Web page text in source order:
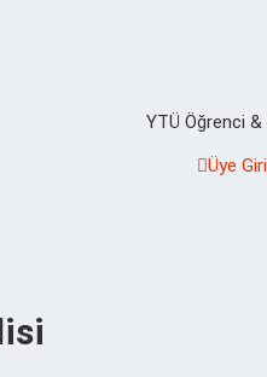
YTÜ Öğrenci
Üye